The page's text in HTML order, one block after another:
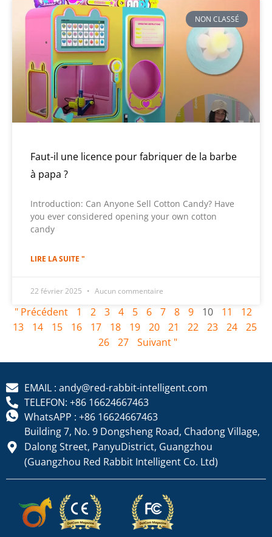
NON CLASSÉ
Faut-il une licence pour fabriquer de la barbe
à papa ?
Introduction: Can Anyone Sell Cotton Candy? Have
you ever considered opening your own cotton
candy
LIRE LA SUITE "
22 février 2025 Aucun commentaire
" Précédent 1 2 3 4 5 6 7 8 9 10 11
12
13
14 15 16 17 18 19 20 21 22 23 24
25
26
27 Suivant "
EMAIL : andy@red-rabbit-intelligent.com
TELEFON: +86 16624667463
WhatsAPP : +86 16624667463
Building 7, No. 9 Dongsheng Road, Chadong Village,
Dalong Street, PanyuDistrict, Guangzhou
(Guangzhou Red Rabbit Intelligent Co. Ltd)